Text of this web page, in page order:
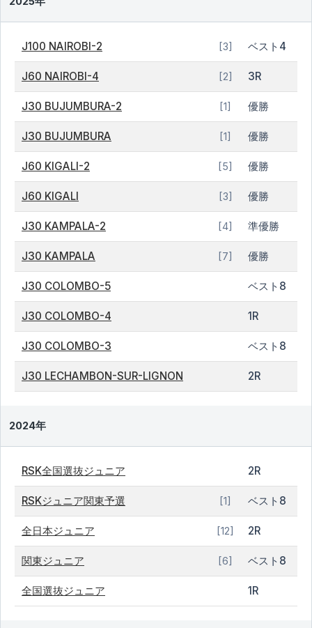
J100 NAIROBI-2 [3] ベスト4
J60 NAIROBI-4 [2] 3R
J30 BUJUMBURA-2 [1] 優勝
J30 BUJUMBURA [1] 優勝
J60 KIGALI-2 [5] 優勝
J60 KIGALI [3] 優勝
J30 KAMPALA-2 [4] 準優勝
J30 KAMPALA [7] 優勝
J30 COLOMBO-5 ベスト8
J30 COLOMBO-4 1R
J30 COLOMBO-3 ベスト8
J30 LECHAMBON-SUR-LIGNON 2R
2024年
RSK全国選抜ジュニア 2R
RSKジュニア関東予選 [1] ベスト8
全日本ジュニア [12] 2R
関東ジュニア [6] ベスト8
全国選抜ジュニア 1R